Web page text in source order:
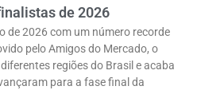
de 2026
de 2026 com um número recorde
pelo Amigos do Mercado, o
regiões do Brasil e acaba
para a fase final da